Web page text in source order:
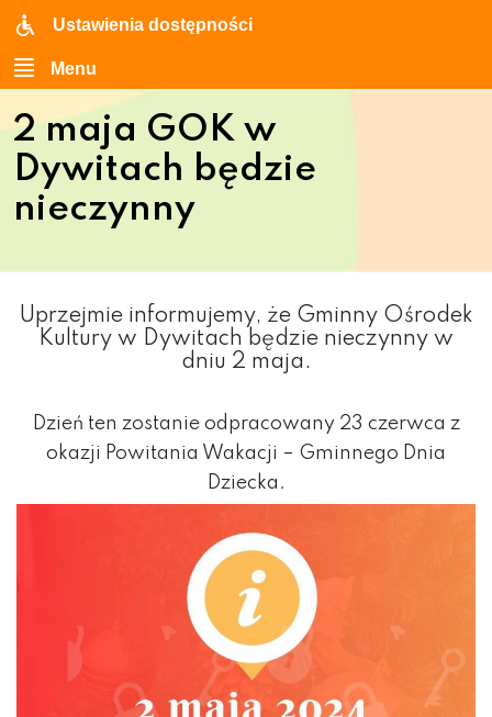
Ustawienia dostępności
Menu
2 maja GOK w
Dywitach będzie
nieczynny
Uprzejmie informujemy, że Gminny Ośrodek
Kultury w Dywitach będzie nieczynny w
dniu 2 maja.
Dzień ten zostanie odpracowany 23 czerwca z
okazji Powitania Wakacji – Gminnego Dnia
Dziecka.